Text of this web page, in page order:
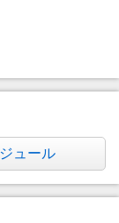
ュール